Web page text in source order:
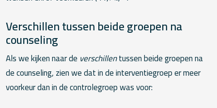
Verschillen tussen beide groepen na
counseling
Als we kijken naar de verschillentussen beide groepen na
de counseling, zien we dat in de interventiegroep er meer
voorkeur dan in de controlegroep was voor: